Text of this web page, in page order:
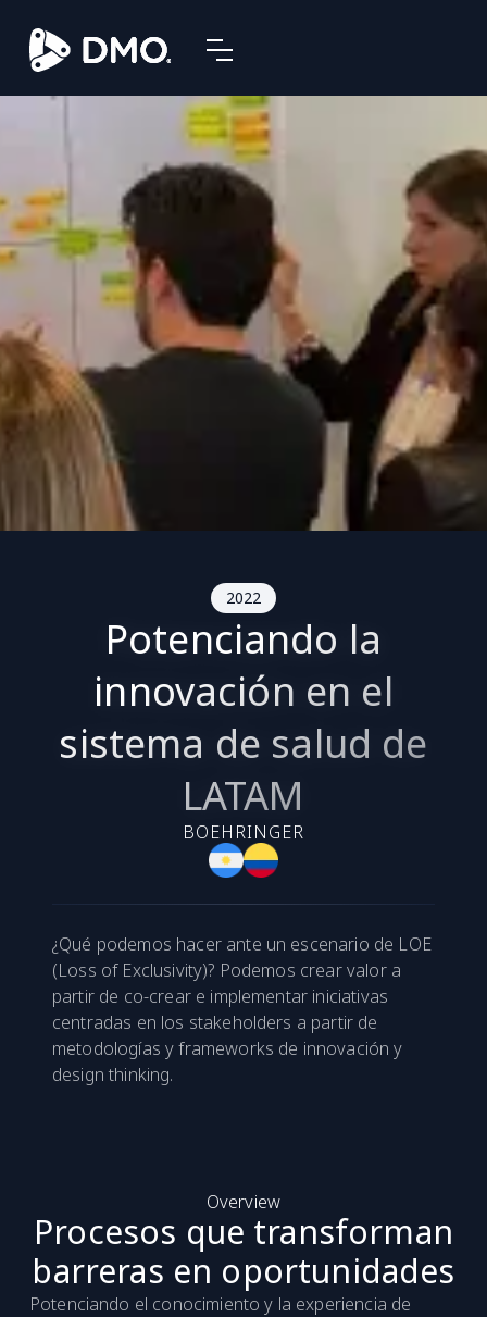
2022
Potenciando la
innovación en el
sistema de salud de
LATAM
BOEHRINGER
¿Qué podemos hacer ante un escenario de LOE
(Loss of Exclusivity)? Podemos crear valor a
partir de co-crear e implementar iniciativas
centradas en los stakeholders a partir de
metodologías y frameworks de innovación y
design thinking.
Overview
Procesos que transforman
barreras en oportunidades
Potenciando el conocimiento y la experiencia de